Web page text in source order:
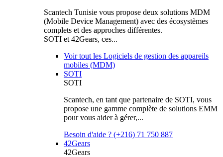
Scantech Tunisie vous propose deux solutions MDM
(Mobile Device Management) avec des écosystèmes
complets et des approches différentes.
SOTI et 42Gears, ces...
Voir tout les Logiciels de gestion des appareils
mobiles (MDM)
SOTI
SOTI
Scantech, en tant que partenaire de SOTI, vous
propose une gamme complète de solutions EMM
pour vous aider à gérer,...
Besoin d'aide ? (+216) 71 750 887
42Gears
42Gears